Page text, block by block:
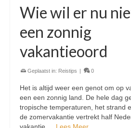
Wie wil er nu
een zonnig
vakantieoord
Geplaatst in: Reistips | 0
Het is altijd weer een genot om op
een een zonnig land. De hele dag
tropische temperaturen, het strand
de zomervakantie vertrekt half
vakantie … Lees Meer